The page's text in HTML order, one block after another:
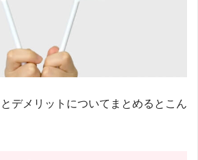
デメリットについてまとめるとこん